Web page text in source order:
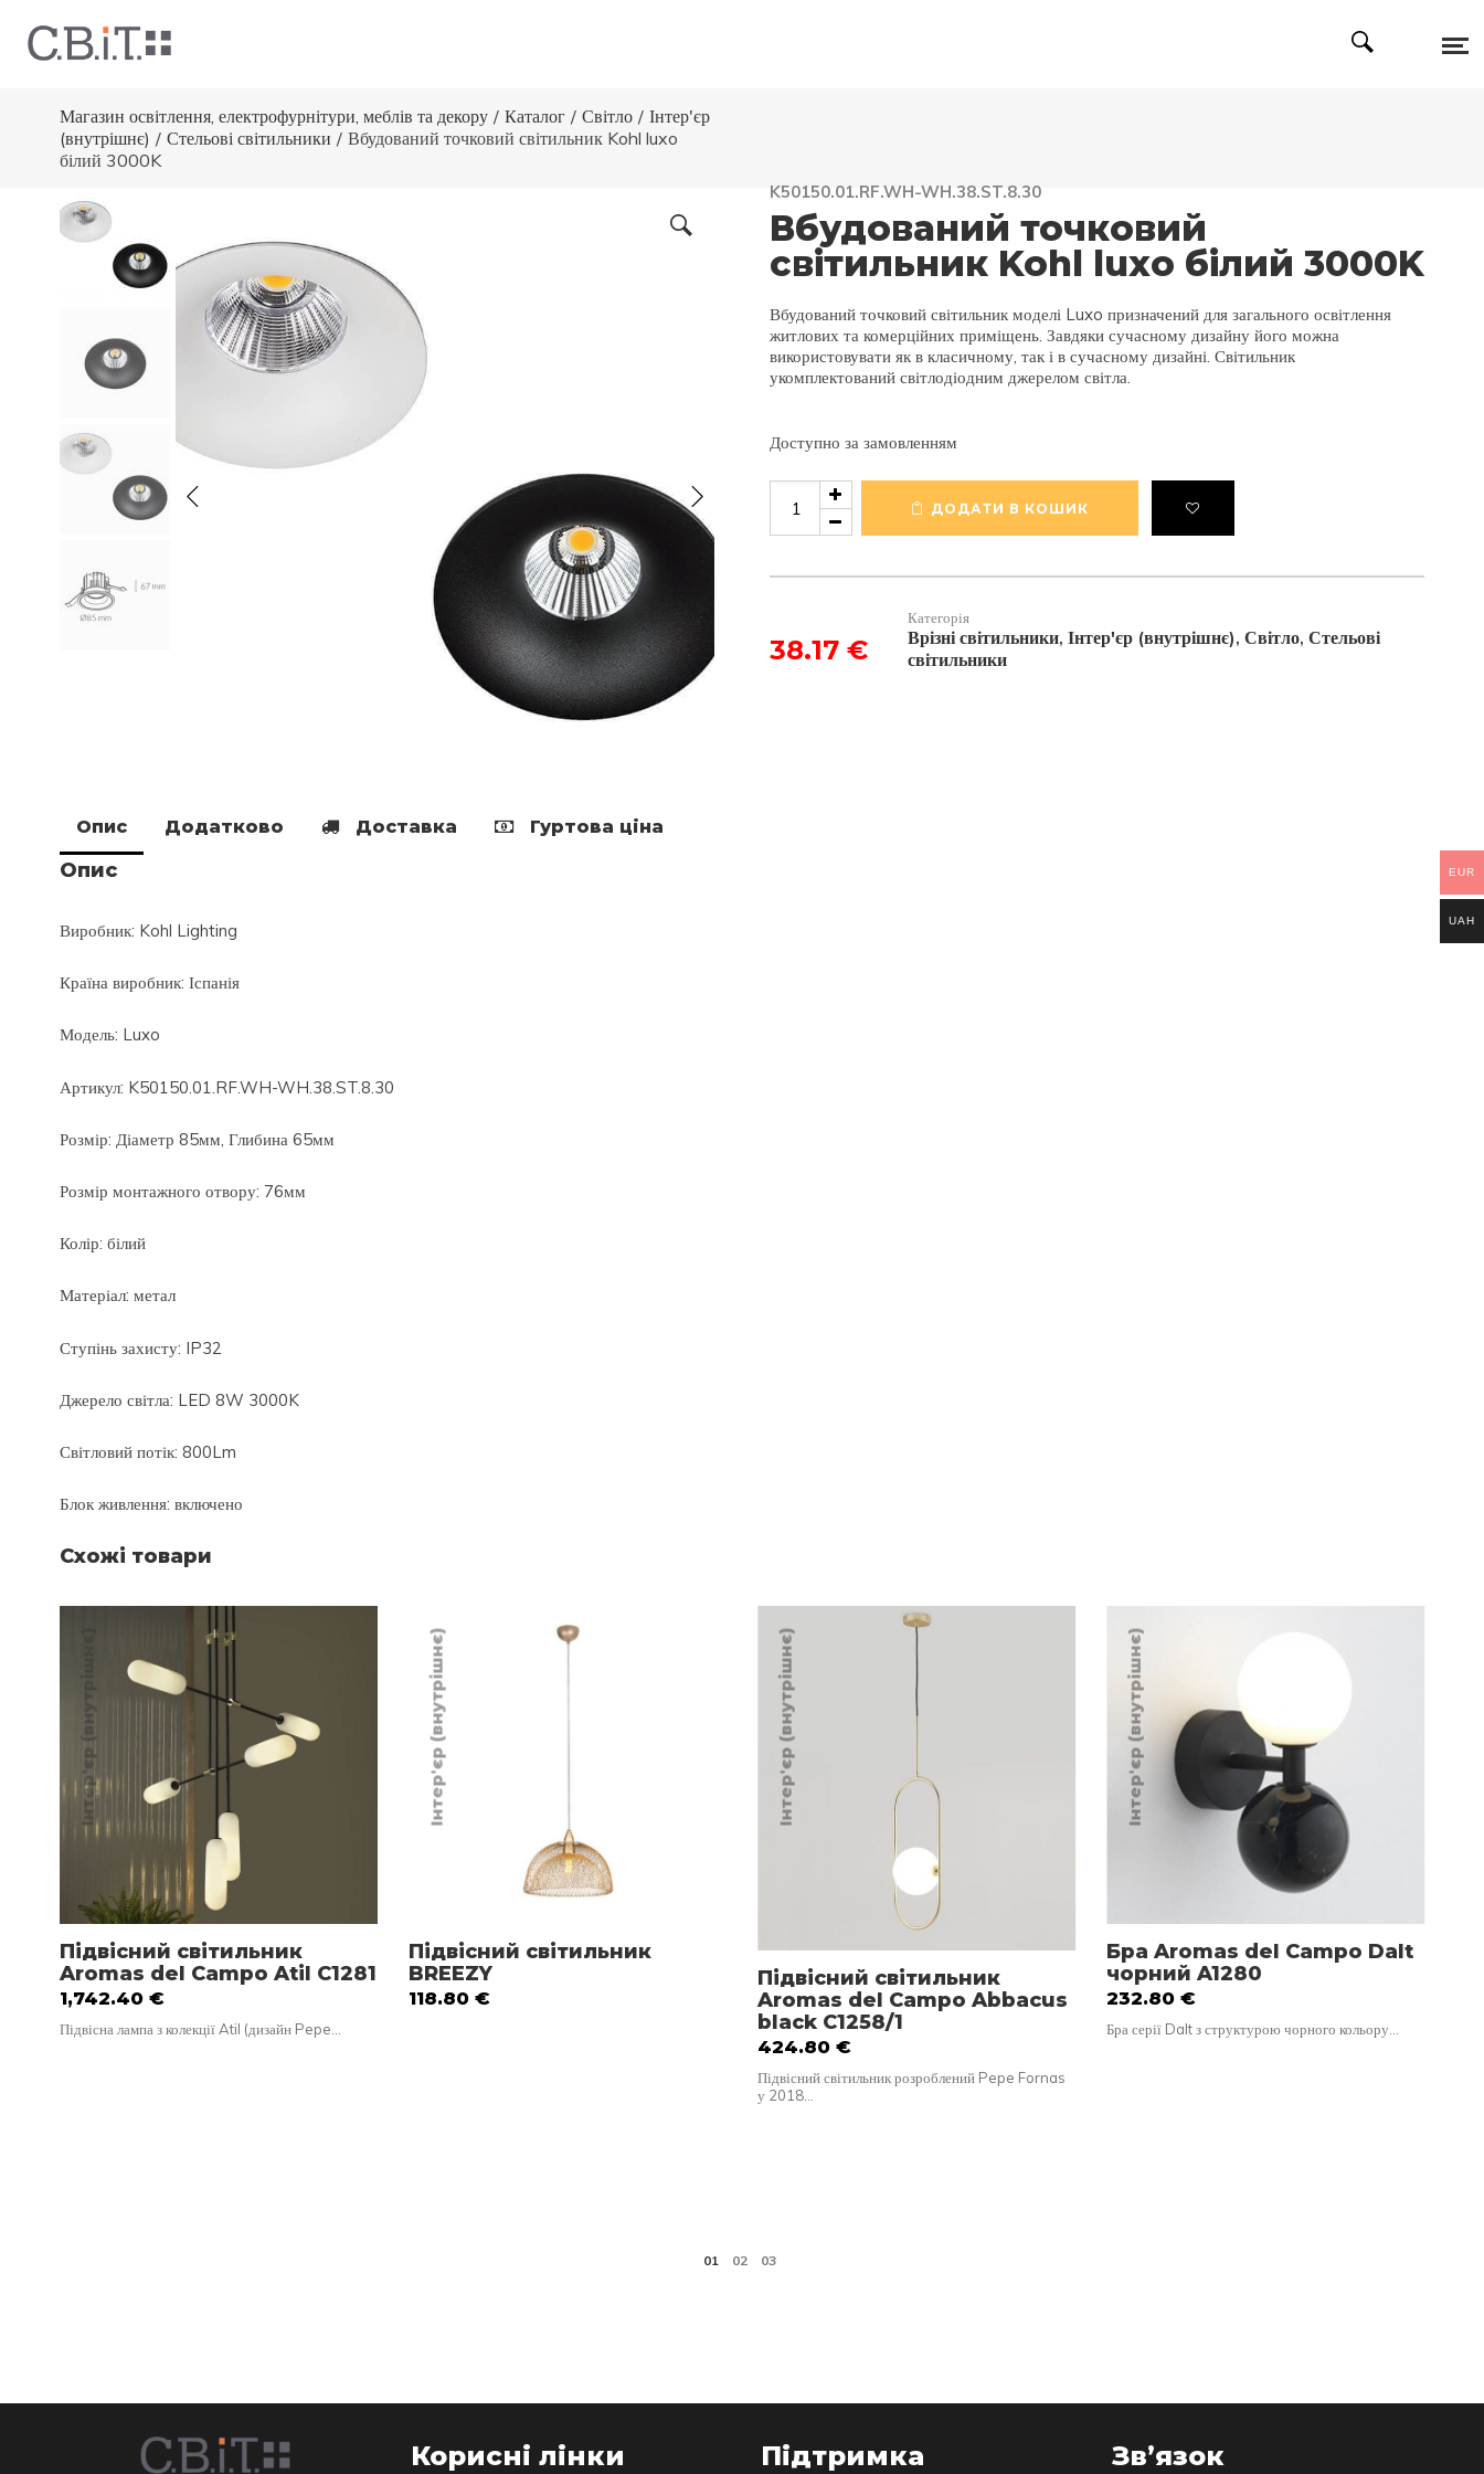
Магазин освітлення, електрофурнітури, меблів та декору / Каталог / Світло / Інтер'єр
(внутрішнє) / Стельові світильники / Вбудований точковий світильник Kohl luxo
білий 3000K
K50150.01.RF.WH-WH.38.ST.8.30
Вбудований точковий
світильник Kohl luxo білий 3000K
Вбудований точковий світильник моделі Luxo призначений для загального освітлення
житлових та комерційних приміщень. Завдяки сучасному дизайну його можна
використовувати як в класичному, так і в сучасному дизайні. Світильник
укомплектований світлодіодним джерелом світла.
Доступно за замовленням
Вбудований
точковий
світильник
luxo
кількість
ДОДАТИ В КОШИК
38.17 €
Категорія
Врізні світильники, Інтер'єр (внутрішнє), Світло, Стельові
світильники
Опис Додатково Доставка Гуртова ціна
Опис
Виробник: Kohl Lighting
Країна виробник: Іспанія
Модель: Luxo
Артикул: K50150.01.RF.WH-WH.38.ST.8.30
Розмір: Діаметр 85мм, Глибина 65мм
Розмір монтажного отвору: 76мм
Колір: білий
Матеріал: метал
Ступінь захисту: IP32
Джерело світла: LED 8W 3000K
Світловий потік: 800Lm
Блок живлення: включено
Схожі товари
Інтер'єр (внутрішнє)
Підвісний світильник
Aromas del Campo Atil C1281
1,742.40 €
Підвісна лампа з колекції Atil (дизайн Pepe…
Інтер'єр (внутрішнє)
Підвісний світильник
BREEZY
118.80 €
Інтер'єр (внутрішнє)
Підвісний світильник
Aromas del Campo Abbacus
black C1258/1
424.80 €
Підвісний світильник розроблений Pepe Fornas
у 2018…
Інтер'єр (внутрішнє)
Бра Aromas del Campo Dalt
чорний A1280
232.80€
Бра серії Dalt з структурою чорного кольору…
Корисні лінки Підтримка Зв’язок
EUR
UAH